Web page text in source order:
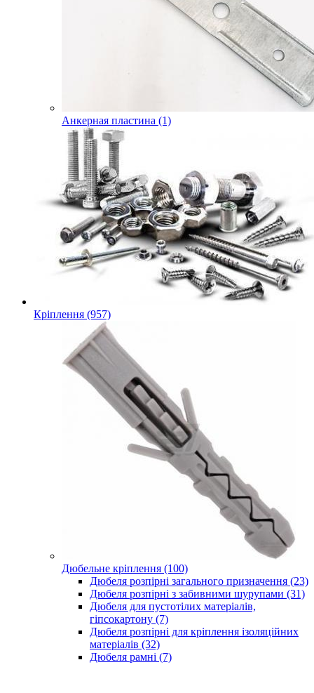
Анкерная пластина (1)
Кріплення (957)
Дюбельне кріплення (100)
Дюбеля розпірні загального призначення (23)
Дюбеля розпірні з забивними шурупами (31)
Дюбеля для пустотілих матеріалів,
гіпсокартону (7)
Дюбеля розпірні для кріплення ізоляційних
матеріалів (32)
Дюбеля рамні (7)